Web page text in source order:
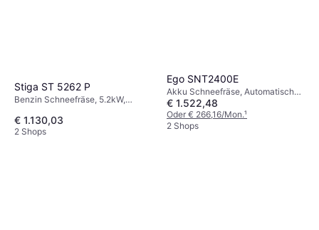
Stiga ST 5262 P
Benzin Schneefräse, 5.2kW,
Beheizte Griffe, Einlassbreite: 62
cm
€ 1.130,03
2 Shops
Ego SNT2400E
Akku Schneefräse, Automatische,
Scheinwerfer, Einlassbreite: 61 cm
€ 1.522,48
Oder € 266,16/Mon.¹
2 Shops